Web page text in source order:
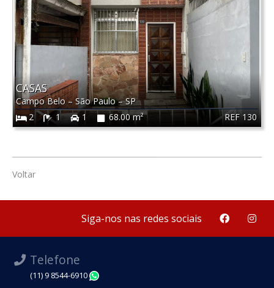
REF 130
CASAS
Campo Belo–São Paulo–SP
2
1 1 68.00 m²
Voltar
Siga-nos nas redes sociais
Telefone
(11) 9 8544-6910